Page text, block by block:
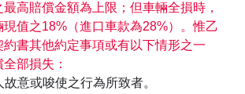
高賠償金額為上限；但車輛全損時，
現值之18%（進口車款為28%）。惟乙
書其他約定事項或有以下情形之一
部損失：
意或唆使之行為所致者。